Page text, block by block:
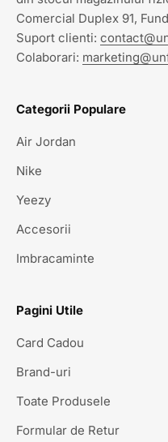
Comercial Duplex 91,
Suport clienti:
Colaborari:
Categorii Populare
Air Jordan
Nike
Yeezy
Accesorii
Imbracaminte
Pagini Utile
Card Cadou
Brand-uri
Toate Produsele
Formular de Retur